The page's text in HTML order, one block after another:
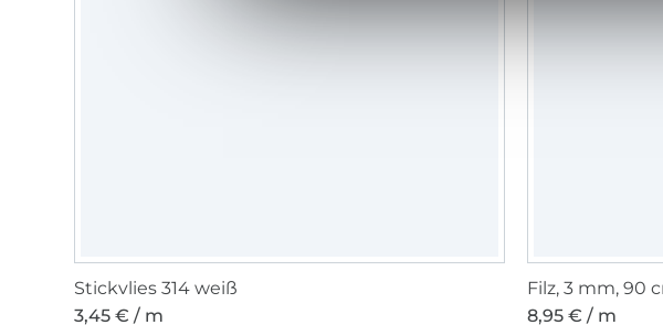
Stickvlies 314 weiß
3,45 € / m
Filz, 3 mm, 90
8,95 € / m